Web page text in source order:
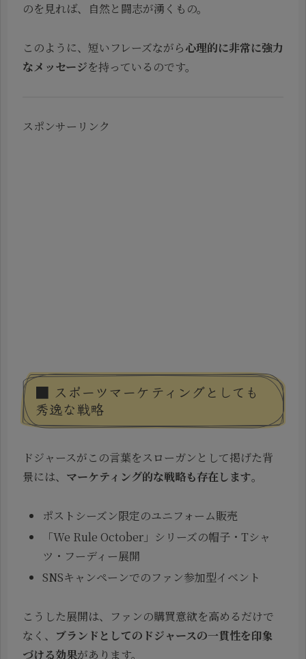
のを見れば、自然と闘志が湧くもの。
このように、短いフレーズながら心理的に非常に強力
なメッセージを持っているのです。
スポンサーリンク
■ スポーツマーケティングとしても
秀逸な戦略
ドジャースがこの言葉をスローガンとして掲げた背
景には、 マーケティング的な戦略も存在します。
ポストシーズン限定のユニフォーム販売
「We Rule October」シリーズの帽子・Tシャ
ツ・フーディー展開
SNSキャンペーンでのファン参加型イベント
こうした展開は、ファンの購買意欲を高めるだけで
なく、 ブランドとしてのドジャースの一貫性を印象
づける効果があります。